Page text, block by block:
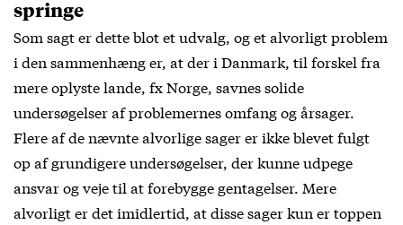
springe
Som sagt er dette blot et udvalg, og et alvorligt problem
i den sammenhæng er, at der i Danmark, til forskel fra
mere oplyste lande, fx Norge, savnes solide
undersøgelser af problemernes omfang og årsager.
Flere af de nævnte alvorlige sager er ikke blevet fulgt
op af grundigere undersøgelser, der kunne udpege
ansvar og veje til at forebygge gentagelser. Mere
alvorligt er det imidlertid, at disse sager kun er toppen